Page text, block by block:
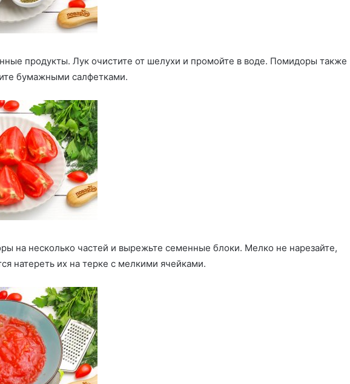
продукты. Лук очистите от шелухи и промойте в воде. Помидоры также
бумажными салфетками.
на несколько частей и вырежьте семенные блоки. Мелко не нарезайте,
натереть их на терке с мелкими ячейками.